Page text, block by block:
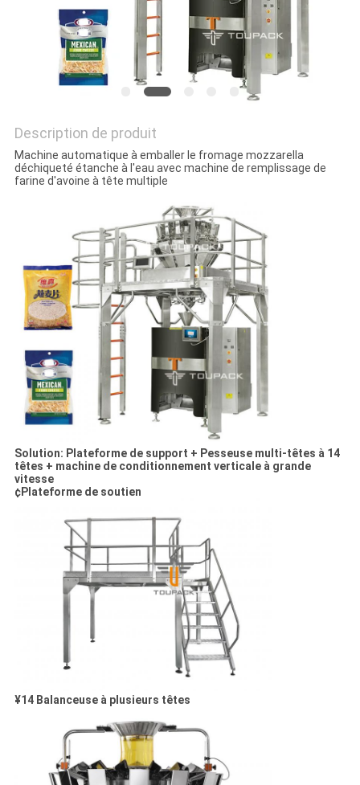
Description de produit
Machine automatique à emballer le fromage mozzarella
déchiqueté étanche à l'eau avec machine de remplissage de
farine d'avoine à tête multiple
Solution: Plateforme de support + Pesseuse multi-têtes à 14
têtes + machine de conditionnement verticale à grande
vitesse
¢Plateforme de soutien
¥14 Balanceuse à plusieurs têtes